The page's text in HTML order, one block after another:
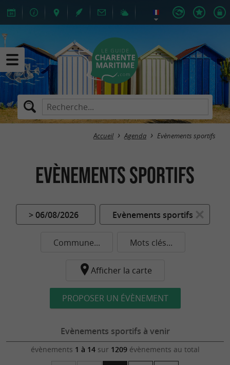
Accueil Agenda Evènements sportifs
Evènements sportifs
> 06/08/2026 Evènements sportifs
Commune... Mots clés...
Afficher la carte
PROPOSER UN ÉVÈNEMENT
Evènements sportifs à venir
évènements 1 à 14sur 1209évènements au total